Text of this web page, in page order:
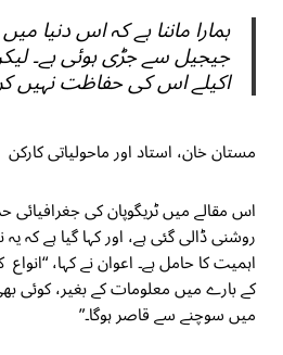
ہمارا ماننا ہے کہ اس دنیا
جیجیل سے جڑی ہوئی ہے۔
اکیلے اس کی حفاظت نہیں
مستان خان، استاد اور ماحولیاتی کارکن
اس مقالے میں ٹریگوپان کی
روشنی ڈالی گئی ہے، اور کہا گیا ہے کہ
اہمیت کا حامل ہے۔ اعوان نے کہا،
کے بارے میں معلومات کے بغیر، کوئی
میں سوچنے سے قاصر ہوگا۔”